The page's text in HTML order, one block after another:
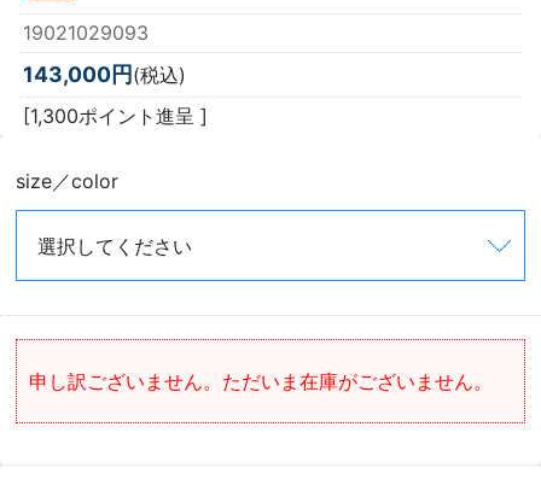
19021029093
143,000円(税込)
[1,300ポイント進呈 ]
size／color
申し訳ございません。ただいま在庫がございません。